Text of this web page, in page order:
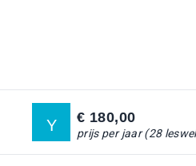
Y € 180,00
prijs per jaar (28